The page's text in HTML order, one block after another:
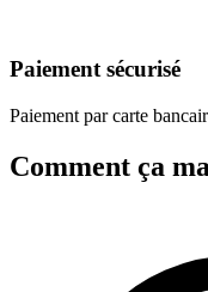
Paiement sécurisé
Paiement par carte
Comment ça